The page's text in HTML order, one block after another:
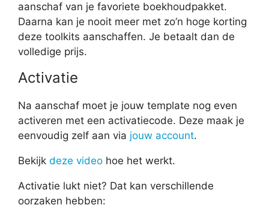
aanschaf van je favoriete boekhoudpakket.
Daarna kan je nooit meer met zo’n hoge korting
deze toolkits aanschaffen. Je betaalt dan de
volledige prijs.
Activatie
Na aanschaf moet je jouw template nog even
activeren met een activatiecode. Deze maak je
eenvoudig zelf aan via jouw account.
Bekijk deze video hoe het werkt.
Activatie lukt niet? Dat kan verschillende
oorzaken hebben: